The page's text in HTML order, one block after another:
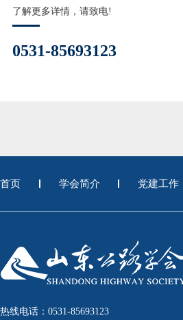
了解更多详情，请致电!
0531-85693123
首页 学会简介 党建工作
热线电话：0531-85693123